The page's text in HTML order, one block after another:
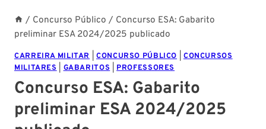
/ Concurso Público / Concurso ESA: Gabarito
preliminar ESA 2024/2025 publicado
CARREIRA MILITAR CONCURSO PÚBLICO
CONCURSOS
MILITARES|GABARITOS|PROFESSORES
Concurso ESA: Gabarito
preliminar ESA 2024/2025